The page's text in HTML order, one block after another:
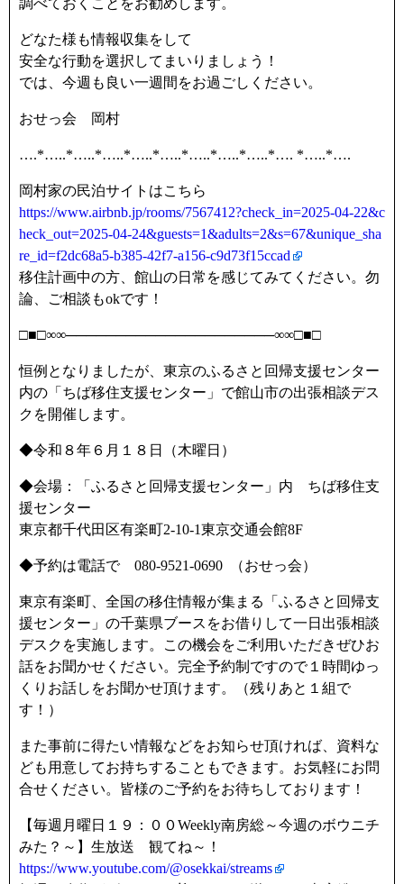
調べておくことをお勧めします。
どなた様も情報収集をして
安全な行動を選択してまいりましょう！
では、今週も良い一週間をお過ごしください。
おせっ会 岡村
….*…..*…..*…..*…..*…..*…..*…..*…..*…. *…..*….
岡村家の民泊サイトはこちら
https://www.airbnb.jp/rooms/7567412?check_in=2025-04-22&c
heck_out=2025-04-24&guests=1&adults=2&s=67&unique_sha
re_id=f2dc68a5-b385-42f7-a156-c9d73f15ccad
移住計画中の方、館山の日常を感じてみてください。勿
論、ご相談もokです！
□■□∞∞─────────────────────∞∞□■□
恒例となりましたが、東京のふるさと回帰支援センター
内の「ちば移住支援センター」で館山市の出張相談デス
クを開催します。
◆令和８年６月１８日（木曜日）
◆会場：「ふるさと回帰支援センター」内 ちば移住支
援センター
東京都千代田区有楽町2-10-1東京交通会館8F
◆予約は電話で 080-9521-0690 （おせっ会）
東京有楽町、全国の移住情報が集まる「ふるさと回帰支
援センター」の千葉県ブースをお借りして一日出張相談
デスクを実施します。この機会をご利用いただきぜひお
話をお聞かせください。完全予約制ですので１時間ゆっ
くりお話しをお聞かせ頂けます。（残りあと１組で
す！）
また事前に得たい情報などをお知らせ頂ければ、資料な
ども用意してお持ちすることもできます。お気軽にお問
合せください。皆様のご予約をお待ちしております！
【毎週月曜日１９：００Weekly南房総～今週のボウニチ
みた？～】生放送 観てね～！
https://www.youtube.com/@osekkai/streams